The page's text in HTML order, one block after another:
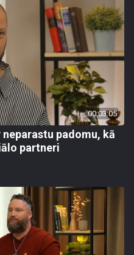
00:03:05
padomu, kā
partneri